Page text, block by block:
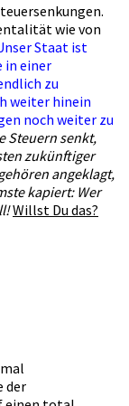
wie von
Staat ist
in einer
zu
weiter hinein
noch weiter zu
Steuern senkt,
zukünftiger
angeklagt,
kapiert: Wer
Willst Du das?
der